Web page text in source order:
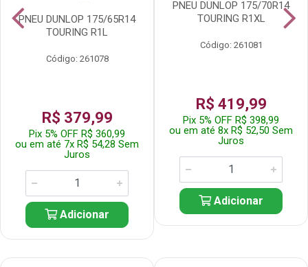
PNEU DUNLOP 175/65R14
TOURING R1L
Código: 261078
R$ 379,99
Pix 5% OFF R$ 360,99
ou em até 7x R$ 54,28 Sem
Juros
Adicionar
PNEU DUNLOP 175/70R14
TOURING R1XL
Código: 261081
R$ 419,99
Pix 5% OFF R$ 398,99
ou em até 8x R$ 52,50 Sem
Juros
Adicionar